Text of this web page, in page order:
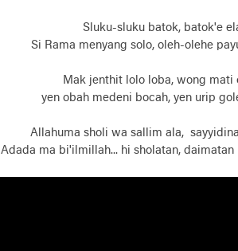
Sluku-sluku batok, batok'e
Si Rama menyang solo, oleh-olehe
Mak jenthit lolo loba, wong mati
yen obah medeni bocah, yen urip
Allahuma sholi wa sallim ala,
Adada ma bi'ilmillah... hi sholatan,